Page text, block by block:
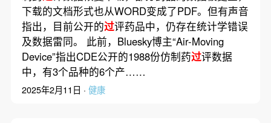
下载的文档形式也从WORD变成了PDF。但有声音
指出，目前公开的过评药品中，仍存在统计学错误
及数据雷同。 此前，Bluesky博主“Air-Moving
Device”指出CDE公开的1988份仿制药过评数据
中，有3个品种的6个产……
2025年2月11日 · 健康